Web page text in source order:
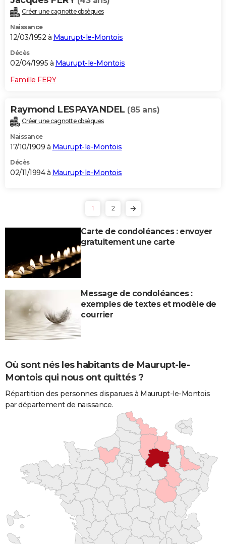
Créer une cagnotte obsèques
Naissance
12/03/1952 à Maurupt-le-Montois
Décès
02/04/1995 à Maurupt-le-Montois
Famille FERY
Raymond LESPAYANDEL (85 ans)
Créer une cagnotte obsèques
Naissance
17/10/1909 à Maurupt-le-Montois
Décès
02/11/1994 à Maurupt-le-Montois
1 2
Carte de condoléances : envoyer
gratuitement une carte
Message de condoléances :
exemples de textes et modèle de
courrier
Où sont nés les habitants de Maurupt-le-
Montois qui nous ont quittés ?
Répartition des personnes disparues à Maurupt-le-Montois
par département de naissance.